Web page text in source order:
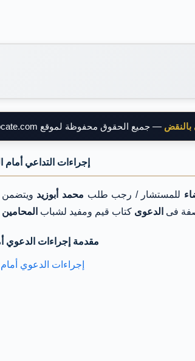
بالنقض — جميع الحقوق محفوظة لموقع azizavocate.com.
إجراءات التداعي أمام
للمستشار / رجب طلب محمد أبوزيد ويتضمن
فى الدعوى كتاب قيم ومفيد لشباب المحامين
مقدمة إجراءات الدعوي